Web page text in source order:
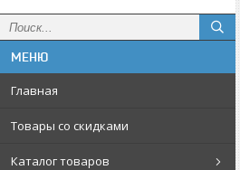
Главная
Товары со скидками
Каталог товаров